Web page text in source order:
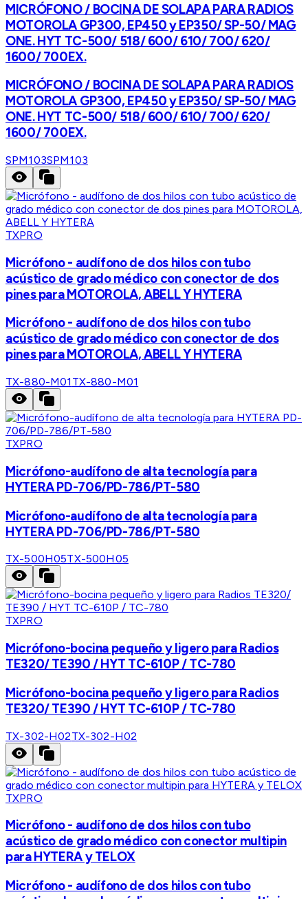
MICRÓFONO / BOCINA DE SOLAPA PARA RADIOS
MOTOROLA GP300, EP450 y EP350/ SP-50/ MAG
ONE. HYT TC-500/ 518/ 600/ 610/ 700/ 620/
1600/ 700EX.
MICRÓFONO / BOCINA DE SOLAPA PARA RADIOS
MOTOROLA GP300, EP450 y EP350/ SP-50/ MAG
ONE. HYT TC-500/ 518/ 600/ 610/ 700/ 620/
1600/ 700EX.
SPM103SPM103
TXPRO
Micrófono - audífono de dos hilos con tubo
acústico de grado médico con conector de dos
pines para MOTOROLA, ABELL Y HYTERA
Micrófono - audífono de dos hilos con tubo
acústico de grado médico con conector de dos
pines para MOTOROLA, ABELL Y HYTERA
TX-880-M01 TX-880-M01
TXPRO
Micrófono-audífono de alta tecnología para
HYTERA PD-706/PD-786/PT-580
Micrófono-audífono de alta tecnología para
HYTERA PD-706/PD-786/PT-580
TX-500H05TX-500H05
TXPRO
Micrófono-bocina pequeño y ligero para Radios
TE320/ TE390 / HYT TC-610P / TC-780
Micrófono-bocina pequeño y ligero para Radios
TE320/ TE390 / HYT TC-610P / TC-780
TX-302-H02TX-302-H02
TXPRO
Micrófono - audífono de dos hilos con tubo
acústico de grado médico con conector multipin
para HYTERA y TELOX
Micrófono - audífono de dos hilos con tubo